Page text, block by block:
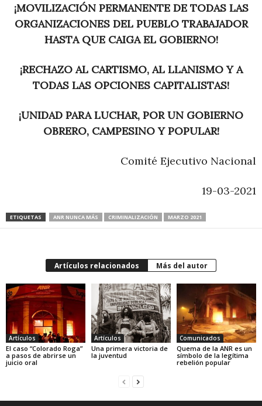
¡MOVILIZACIÓN PERMANENTE DE TODAS LAS
ORGANIZACIONES DEL PUEBLO TRABAJADOR
HASTA QUE CAIGA EL GOBIERNO!
¡RECHAZO AL CARTISMO, AL LLANISMO Y A
TODAS LAS OPCIONES CAPITALISTAS!
¡UNIDAD PARA LUCHAR, POR UN GOBIERNO
OBRERO, CAMPESINO Y POPULAR!
Comité Ejecutivo Nacional
19-03-2021
ETIQUETAS ANR NUNCA MÁS CRIMINALIZACIÓN MARZO 2021
Artículos relacionados Más del autor
Artículos
El caso “Colorado Roga”
a pasos de abrirse un
juicio oral
Artículos
Una primera victoria de
la juventud
Comunicados
Quema de la ANR es un
símbolo de la legítima
rebelión popular